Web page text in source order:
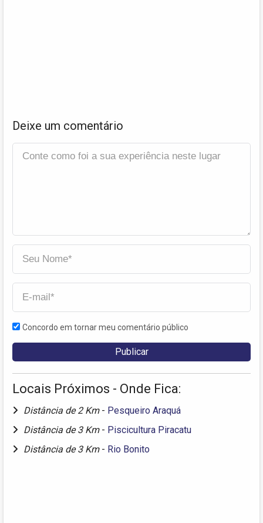
Deixe um comentário
Concordo em tornar meu comentário público
Locais Próximos - Onde Fica:
Distância de 2 Km - Pesqueiro Araquá
Distância de 3 Km - Piscicultura Piracatu
Distância de 3 Km - Rio Bonito